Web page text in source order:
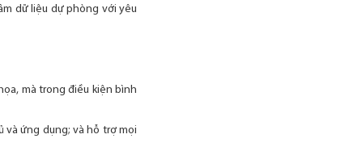
dữ liệu dự phòng với yêu
mà trong điều kiện bình
và ứng dụng; và hỗ trợ mọi